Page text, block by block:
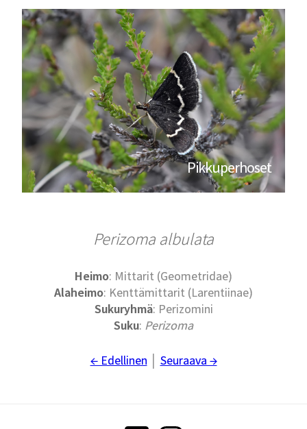
Pikkuperhoset
Perizoma albulata
Heimo: Mittarit (Geometridae)
Alaheimo: Kenttämittarit (Larentiinae)
Sukuryhmä: Perizomini
Suku: Perizoma
← Edellinen Seuraava →